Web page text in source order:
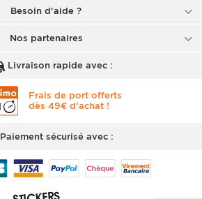
Besoin d'aide ?
Nos partenaires
Livraison rapide avec :
Frais de port offerts
dès 49€ d'achat !
Paiement sécurisé avec :